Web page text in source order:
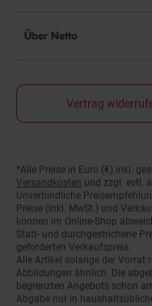
Über Netto
Vertrag
Fußnoten
*Alle Preise in Euro (€) inkl.
Versandkosten und zzgl. evtl.
Unverbindliche
Preise (inkl. MwSt.) und
können im Online-Shop
Statt- und durchgestrichene
geforderten Verkaufspreis.
Alle Artikel solange der Vorrat
Abbildungen ähnlich. Die
begrenzten Angebots schon
Abgabe nur in